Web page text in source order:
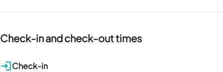
Check-in and check-out times
Check-in